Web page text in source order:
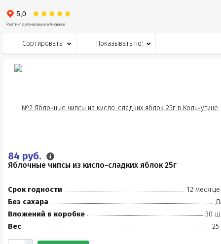
Сортировать: Показывать по:
84 руб.
Яблочные чипсы из кисло-сладких яблок 25г
Срок годности
12
Без сахара
Вложений в коробке
30
Вес
25